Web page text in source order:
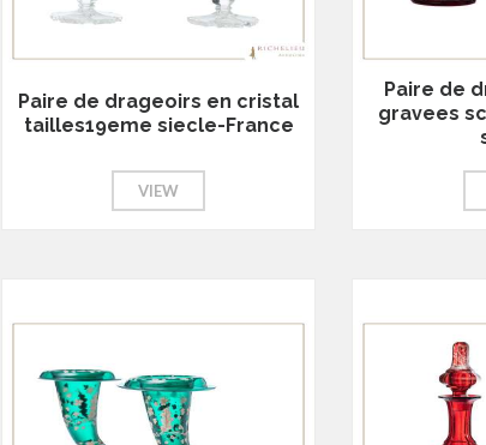
Paire de drageoirs en cristal
tailles19eme siecle-France
VIEW
Paire de
gravees